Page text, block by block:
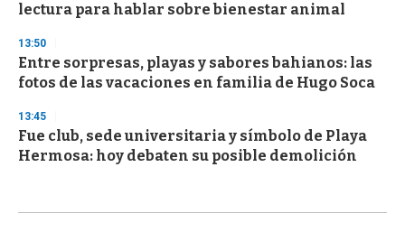
lectura para hablar sobre bienestar animal
13:50
Entre sorpresas, playas y sabores bahianos: las
fotos de las vacaciones en familia de Hugo Soca
13:45
Fue club, sede universitaria y símbolo de Playa
Hermosa: hoy debaten su posible demolición